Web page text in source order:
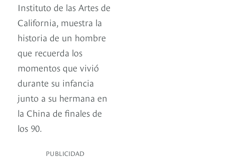
Instituto de las Artes de
California, muestra la
historia de un hombre
que recuerda los
momentos que vivió
durante su infancia
junto a su hermana en
la China de finales de
los 90.
PUBLICIDAD